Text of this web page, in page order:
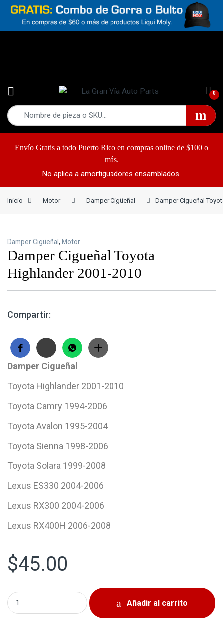
0
Envío Gratis a todo Puerto Rico en compras online de $100 o
más.
No aplica a amortiguadores ensamblados.
Inicio Motor Damper Cigüeñal Damper Cigueñal
Damper Cigüeñal , Motor
Damper Cigueñal Toyota
Highlander 2001-2010
Compartir:
Damper Cigueñal
Toyota Highlander 2001-2010
Toyota Camry 1994-2006
Toyota Avalon 1995-2004
Toyota Sienna 1998-2006
Toyota Solara 1999-2008
Lexus ES330 2004-2006
Lexus RX300 2004-2006
Lexus RX400H 2006-2008
$45.00
Damper Cigueñal Toyota Highlander 2001-2010 quantity
Añadir al carrito